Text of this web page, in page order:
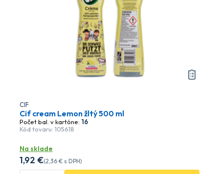
CIF
Cif cream Lemon žltý 500 ml
Počet bal. v kartóne: 16
Kód tovaru: 105618
Na sklade
1,92 €(2,36 € s DPH)